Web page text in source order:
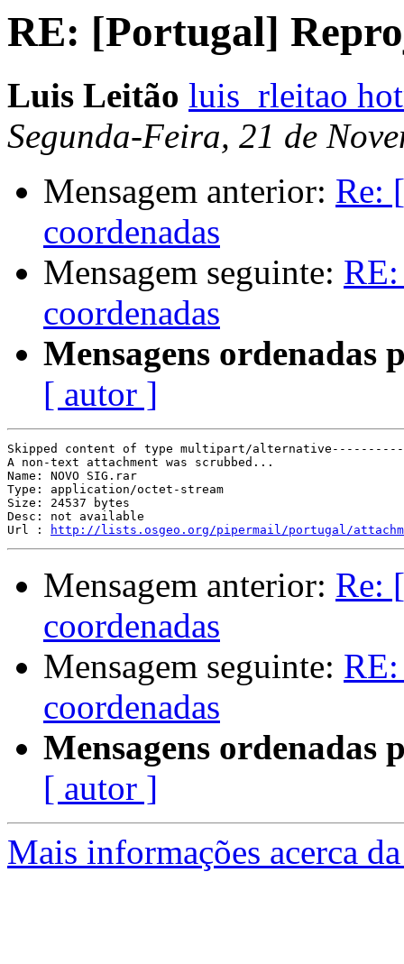
RE: [Portugal]
Luis Leitão luis_rleitao
Segunda-Feira, 21 de
Mensagem anterior: Re:
coordenadas
Mensagem seguinte:
coordenadas
Mensagens ordenadas
[ autor ]
Skipped content of type multipart/
A non-text attachment was scrubbed...
Name: NOVO SIG.rar
Type: application/octet-stream
Size: 24537 bytes
Desc: not available
Url :
http://lists.osgeo.org/pipermail/portugal/
Mensagem anterior: Re:
coordenadas
Mensagem seguinte:
coordenadas
Mensagens ordenadas
[ autor ]
Mais informações acerca